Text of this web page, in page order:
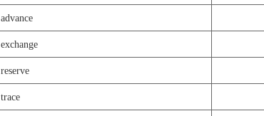
advance
exchange
reserve
trace